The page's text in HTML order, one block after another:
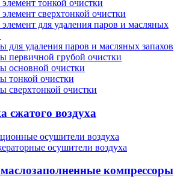
тонкой очистки
сверхтонкой очистки
для удаления паров и масляных
для удаления паров и масляных запахов
первичной грубой очистки
основной очистки
тонкой очистки
сверхтонкой очистки
сжатого воздуха
осушители воздуха
осушители воздуха
компрессоры